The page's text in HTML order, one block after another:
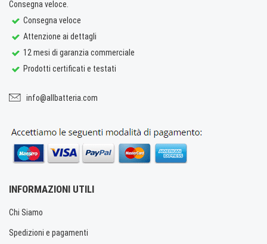
Consegna veloce.
Consegna veloce
Attenzione ai dettagli
12 mesi di garanzia commerciale
Prodotti certificati e testati
info@allbatteria.com
INFORMAZIONI UTILI
Chi Siamo
Spedizioni e pagamenti